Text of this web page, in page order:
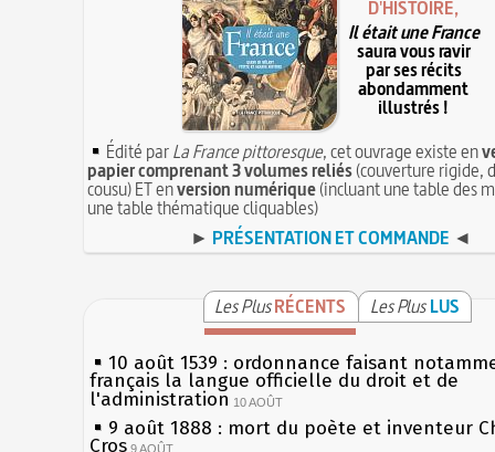
D'HISTOIRE,
Il était une France
saura vous ravir
par ses récits
abondamment
illustrés !
Édité parLa France pittoresque, cet ouvrage existe en
papier comprenant 3 volumes reliés(couverture rigide,
cousu) ET enversion numérique(incluant une table des
une table thématique cliquables)
► PRÉSENTATION ET COMMANDE ◄
Les PlusRÉCENTS Les Plus LUS
10 août 1539 : ordonnance faisant
français la langue officielle du droit et de
l'administration 10 AOÛT
9 août 1888 : mort du poète et inventeur
Cros 9 AOÛT